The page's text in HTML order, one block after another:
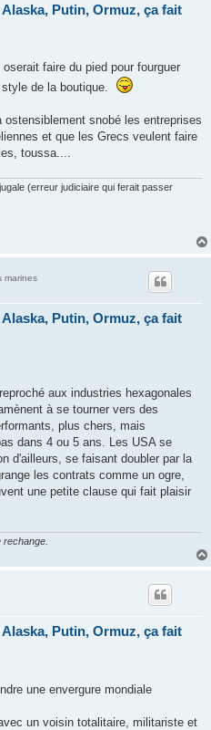
Putin, Ormuz, ça fait
faire du pied pour fourguer
de la boutique.
snobé les entreprises
et que les Grecs veulent faire
toussa....
(erreur judiciaire qui ferait passer
marines
Putin, Ormuz, ça fait
aux industries hexagonales
à se tourner vers des
plus chers, mais
dans 4 ou 5 ans. Les USA se
d'ailleurs, se faisant doubler par la
les contrats comme un ogre,
une petite clause qui fait plaisir
Putin, Ormuz, ça fait
une envergure mondiale
un voisin totalitaire, militariste et